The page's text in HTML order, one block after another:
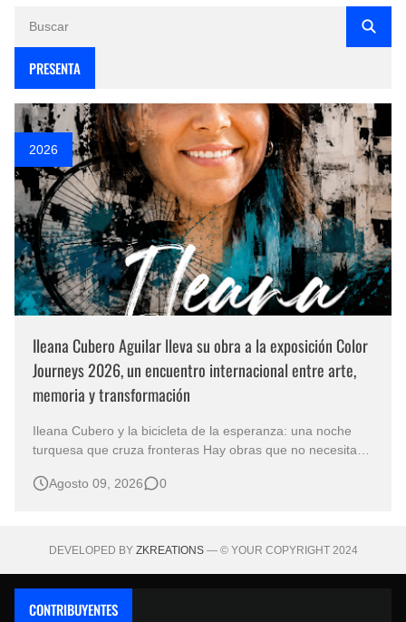
PRESENTA
2026
Ileana Cubero Aguilar lleva su obra a la exposición Color
Journeys 2026, un encuentro internacional entre arte,
memoria y transformación
Ileana Cubero y la bicicleta de la esperanza: una noche
turquesa que cruza fronteras Hay obras que no necesitan
mundo reconocible. En Noche turqueza, de la artista
Agosto 09, 2026 0
DEVELOPED BY ZKREATIONS— © YOUR COPYRIGHT 2024
CONTRIBUYENTES